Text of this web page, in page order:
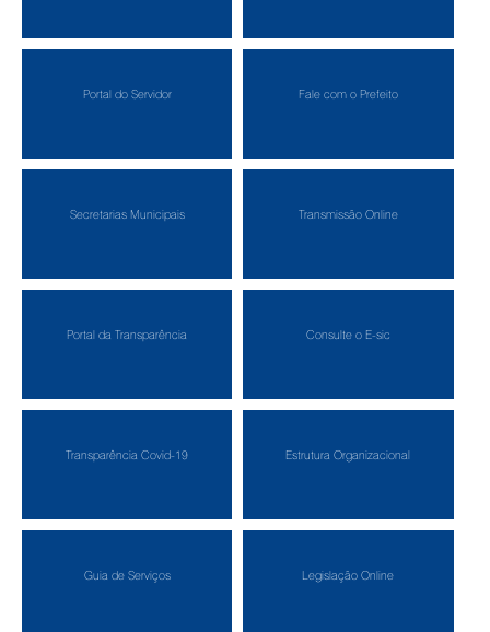
Portal do Servidor Fale com o Prefeito
Secretarias Municipais Transmissão Online
Portal da Transparência Consulte o E-sic
Transparência Covid-19 Estrutura Organizacional
Guia de Serviços Legislação Online